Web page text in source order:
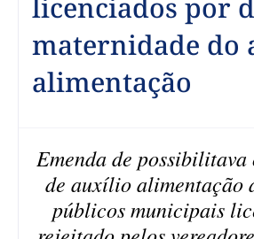
licenciados por
maternidade do
alimentação
Emenda de possibilitava
de auxílio alimentação
públicos municipais